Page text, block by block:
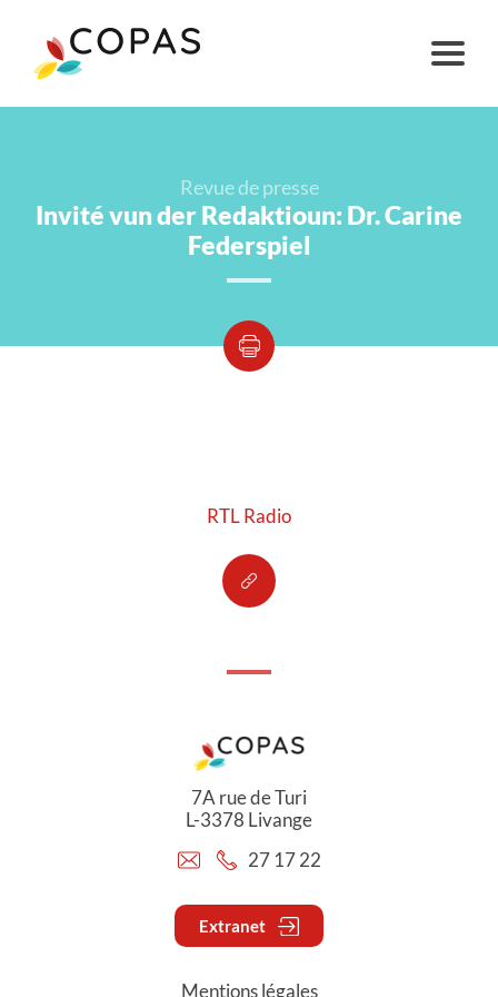
Revue de presse
Invité vun der Redaktioun: Dr. Carine
Federspiel
RTL Radio
7A rue de Turi
L-3378 Livange
27 17 22
Extranet
Mentions légales